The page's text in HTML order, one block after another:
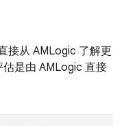
接从 AMLogic 了解更
是由 AMLogic 直接